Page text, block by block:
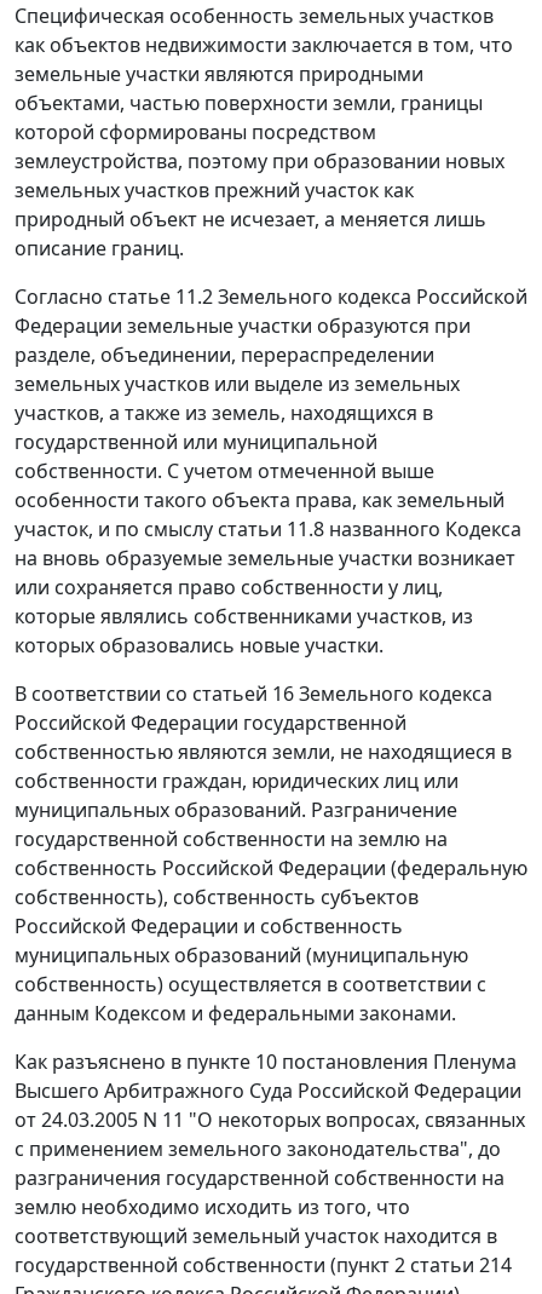
Специфическая особенность земельных участков
как объектов недвижимости заключается в том, что
земельные участки являются природными
объектами, частью поверхности земли, границы
которой сформированы посредством
землеустройства, поэтому при образовании новых
земельных участков прежний участок как
природный объект не исчезает, а меняется лишь
описание границ.
Согласно статье 11.2Земельного кодекса Российской
Федерации земельные участки образуются при
разделе, объединении, перераспределении
земельных участков или выделе из земельных
участков, а также из земель, находящихся в
государственной или муниципальной
собственности. С учетом отмеченной выше
особенности такого объекта права, как земельный
участок, и по смыслу статьи 11.8 названного Кодекса
на вновь образуемые земельные участки возникает
или сохраняется право собственности у лиц,
которые являлись собственниками участков, из
которых образовались новые участки.
В соответствии со статьей 16Земельного кодекса
Российской Федерации государственной
собственностью являются земли, не находящиеся в
собственности граждан, юридических лиц или
муниципальных образований. Разграничение
государственной собственности на землю на
собственность Российской Федерации (федеральную
собственность), собственность субъектов
Российской Федерации и собственность
муниципальных образований (муниципальную
собственность) осуществляется в соответствии с
данным Кодексом и федеральными законами.
Как разъяснено в пункте 10 постановления Пленума
Высшего Арбитражного Суда Российской Федерации
от 24.03.2005 N 11 "О некоторых вопросах, связанных
с применением земельного законодательства", до
разграничения государственной собственности на
землю необходимо исходить из того, что
соответствующий земельный участок находится в
государственной собственности (пункт 2 статьи 214